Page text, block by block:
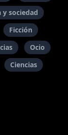
y sociedad
Ficción
Ocio
Ciencias